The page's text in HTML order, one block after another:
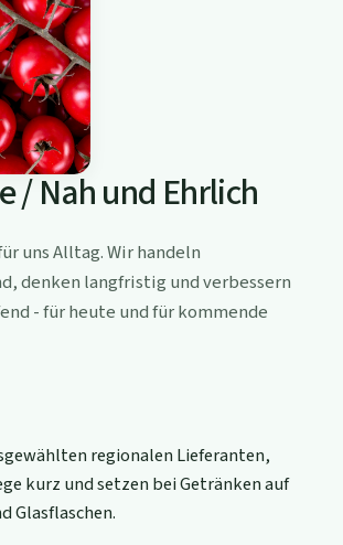
/ Nah und Ehrlich
uns Alltag. Wir handeln
denken langfristig und verbessern
- für heute und für kommende
regionalen Lieferanten,
kurz und setzen bei Getränken auf
Glasflaschen.